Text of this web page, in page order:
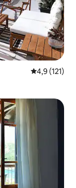
Середня
4,9 (121)